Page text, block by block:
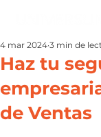
Haz tu
de Ventas
4 mar 2024 3 min de